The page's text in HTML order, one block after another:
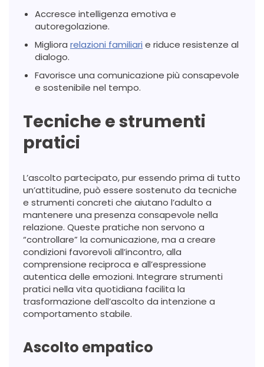
Accresce intelligenza emotiva e
autoregolazione.
Migliora relazioni familiari e riduce resistenze al
dialogo.
Favorisce una comunicazione più consapevole
e sostenibile nel tempo.
Tecniche e strumenti
pratici
L’ascolto partecipato, pur essendo prima di tutto
un’attitudine, può essere sostenuto da tecniche
e strumenti concreti che aiutano l’adulto a
mantenere una presenza consapevole nella
relazione. Queste pratiche non servono a
“controllare” la comunicazione, ma a creare
condizioni favorevoli all’incontro, alla
comprensione reciproca e all’espressione
autentica delle emozioni. Integrare strumenti
pratici nella vita quotidiana facilita la
trasformazione dell’ascolto da intenzione a
comportamento stabile.
Ascolto empatico